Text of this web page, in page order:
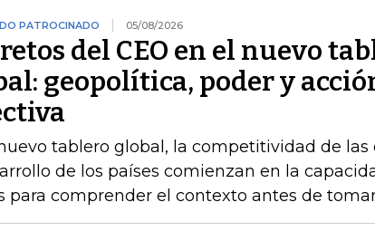
PATROCINADO 05/08/2026
del CEO en el nuevo
geopolítica, poder y
tablero global, la competitividad de las
de los países comienzan en la
para comprender el contexto antes de